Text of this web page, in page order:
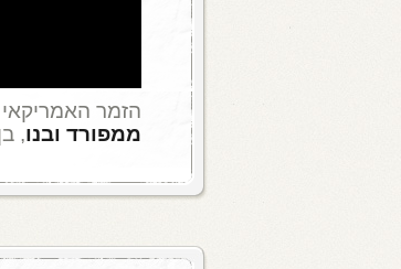
הזמר האמריקאי
ממפורד ובנו, בן